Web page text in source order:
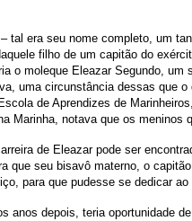
tal era seu nome completo, um
filho de um capitão do
o moleque Eleazar Segundo,
uma circunstância dessas que
de Aprendizes de
Marinha, notava que os
de Eleazar pode ser
que seu bisavô materno, o
para que pudesse se dedicar
anos depois, teria oportunidade